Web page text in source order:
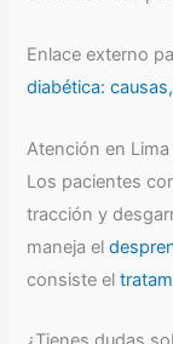
Enlace externo
diabética:
Atención en Lima
Los pacientes
tracción y
maneja el
consiste el